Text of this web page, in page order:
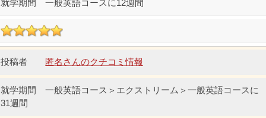
一般英語コースに12週間
匿名さんのクチコミ情報
一般英語コース＞エクストリーム＞一般英語コースに
31週間